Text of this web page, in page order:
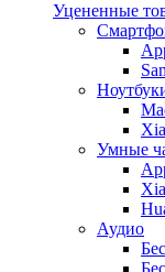
Уцененные
Умные
Аудио